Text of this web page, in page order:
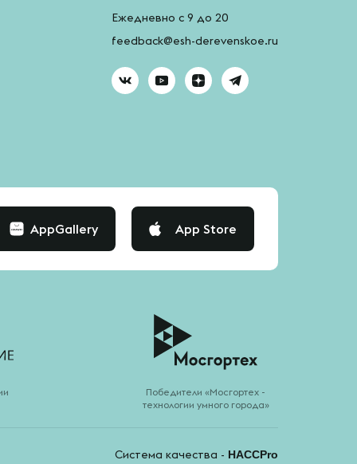
Ежедневно с 9 до 20
feedback@esh-derevenskoe.ru
AppGallery App Store
Победители «Мосгортех -
технологии умного города»
Система качества - HACCPro